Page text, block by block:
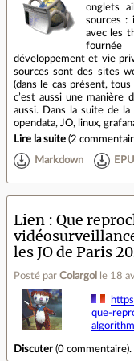
onglets
sources :
avec les
fournée
développement et vie
sources sont des sites
(dans le cas présent,
c’est aussi une manière
aussi. Dans la suite de la
opendata, JO, linux,
Lire la suite (2
Markdown
Lien
Que
les JO de Paris
Posté par Colargol le 18
que-
Discuter(0 commentaire).